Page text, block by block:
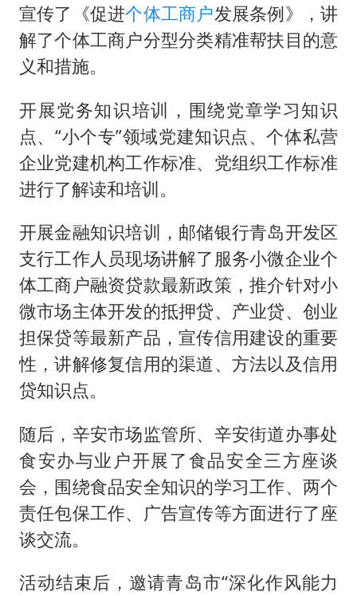
宣传了《促进个体工商户发展条例》，讲
解了个体工商户分型分类精准帮扶目的意
义和措施。
开展党务知识培训，围绕党章学习知识
点、“小个专”领域党建知识点、个体私营
企业党建机构工作标准、党组织工作标准
进行了解读和培训。
开展金融知识培训，邮储银行青岛开发区
支行工作人员现场讲解了服务小微企业个
体工商户融资贷款最新政策，推介针对小
微市场主体开发的抵押贷、产业贷、创业
担保贷等最新产品，宣传信用建设的重要
性，讲解修复信用的渠道、方法以及信用
贷知识点。
随后，辛安市场监管所、辛安街道办事处
食安办与业户开展了食品安全三方座谈
会，围绕食品安全知识的学习工作、两个
责任包保工作、广告宣传等方面进行了座
谈交流。
活动结束后，邀请青岛市“深化作风能力